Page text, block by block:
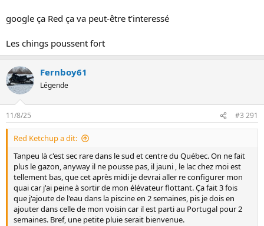
google ça Red ça va peut-être t'interessé
Les chings poussent fort
Fernboy61
Légende
11/8/25 #3 291
Red Ketchup a dit:
Tanpeu là c'est sec rare dans le sud et centre du Québec. On ne fait
plus le gazon, anyway il ne pousse pas, il jauni , le lac chez moi est
tellement bas, que cet après midi je devrai aller re configurer mon
quai car j'ai peine à sortir de mon élévateur flottant. Ça fait 3 fois
que j'ajoute de l'eau dans la piscine en 2 semaines, pis je dois en
ajouter dans celle de mon voisin car il est parti au Portugal pour 2
semaines. Bref, une petite pluie serait bienvenue.